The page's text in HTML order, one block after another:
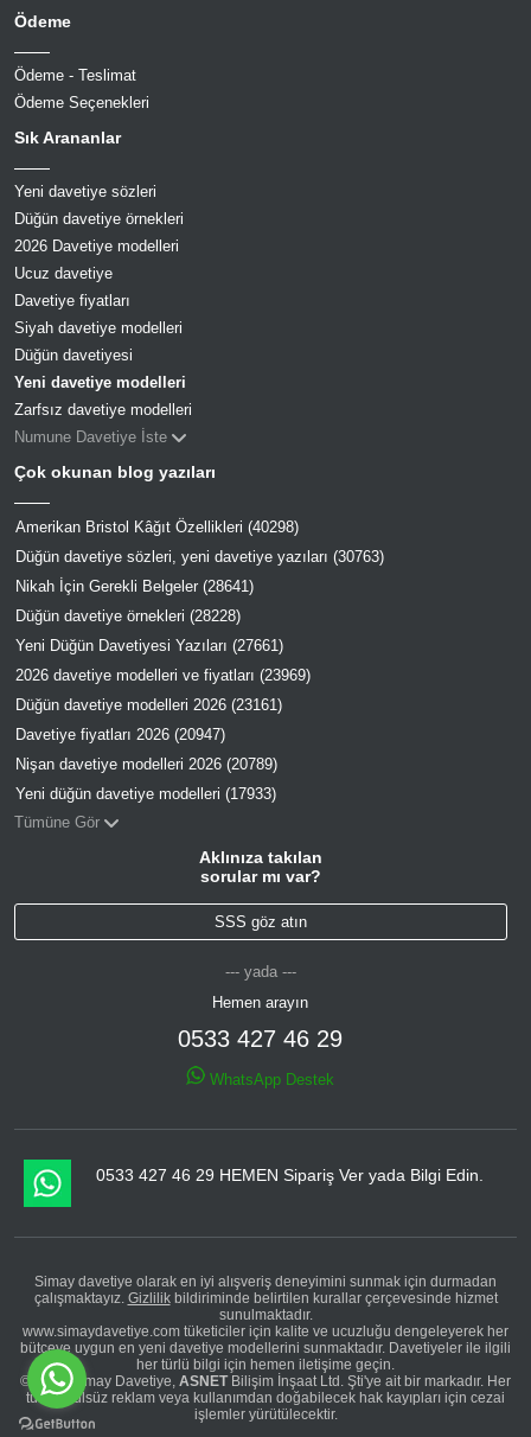
Ödeme
Ödeme - Teslimat
Ödeme Seçenekleri
Sık Arananlar
Yeni davetiye sözleri
Düğün davetiye örnekleri
2026 Davetiye modelleri
Ucuz davetiye
Davetiye fiyatları
Siyah davetiye modelleri
Düğün davetiyesi
Yeni davetiye modelleri
Zarfsız davetiye modelleri
Numune Davetiye İste
Çok okunan blog yazıları
Amerikan Bristol Kâğıt Özellikleri (40298)
Düğün davetiye sözleri, yeni davetiye yazıları (30763)
Nikah İçin Gerekli Belgeler (28641)
Düğün davetiye örnekleri (28228)
Yeni Düğün Davetiyesi Yazıları (27661)
2026 davetiye modelleri ve fiyatları (23969)
Düğün davetiye modelleri 2026 (23161)
Davetiye fiyatları 2026 (20947)
Nişan davetiye modelleri 2026 (20789)
Yeni düğün davetiye modelleri (17933)
Tümüne Gör
Aklınıza takılan
sorular mı var?
SSS göz atın
--- yada ---
Hemen arayın
0533 427 46 29
WhatsApp Destek
0533 427 46 29 HEMEN Sipariş Ver yada Bilgi Edin.
Simay davetiye olarak en iyi alışveriş deneyimini sunmak için durmadan
çalışmaktayız. Gizlilikbildiriminde belirtilen kurallar çerçevesinde hizmet
sunulmaktadır.
www.simaydavetiye.com tüketiciler için kalite ve ucuzluğu dengeleyerek her
bütçeye uygun en yeni davetiye modellerini sunmaktadır. Davetiyeler ile ilgili
her türlü bilgi için hemen iletişime geçin.
© 2026 Simay Davetiye, ASNETBilişim İnşaat Ltd. Şti'ye ait bir markadır. Her
türlü usulsüz reklam veya kullanımdan doğabilecek hak kayıpları için cezai
işlemler yürütülecektir.